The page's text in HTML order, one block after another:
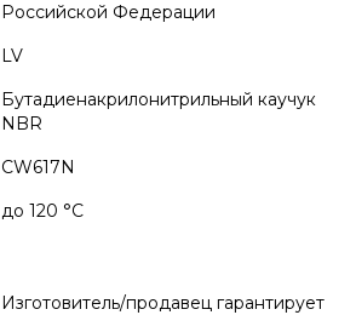
Российской Федерации
LV
Бутадиенакрилонитрильный каучук
NBR
CW617N
до 120 °С
Изготовитель/продавец гарантирует